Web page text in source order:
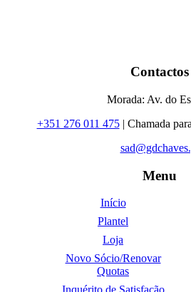
Contactos
Morada: Av. do
+351 276 011 475| Chamada
Menu
Início
Plantel
Loja
Novo Sócio/Renovar
Quotas